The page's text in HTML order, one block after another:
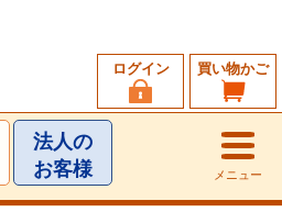
買い物かご
ログイン
法人の
お客様
メニュー